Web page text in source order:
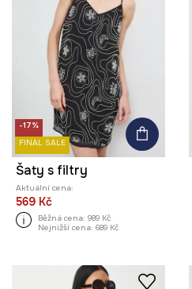
-17%
FINAL SALE
Šaty s filtry
Aktuální cena:
569 Kč
Běžná cena: 989 Kč
Nejnižší cena: 689 Kč